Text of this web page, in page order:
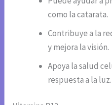
como la catarata.
Contribuye a la
y mejora la visión.
Apoya la salud
respuesta a la luz.